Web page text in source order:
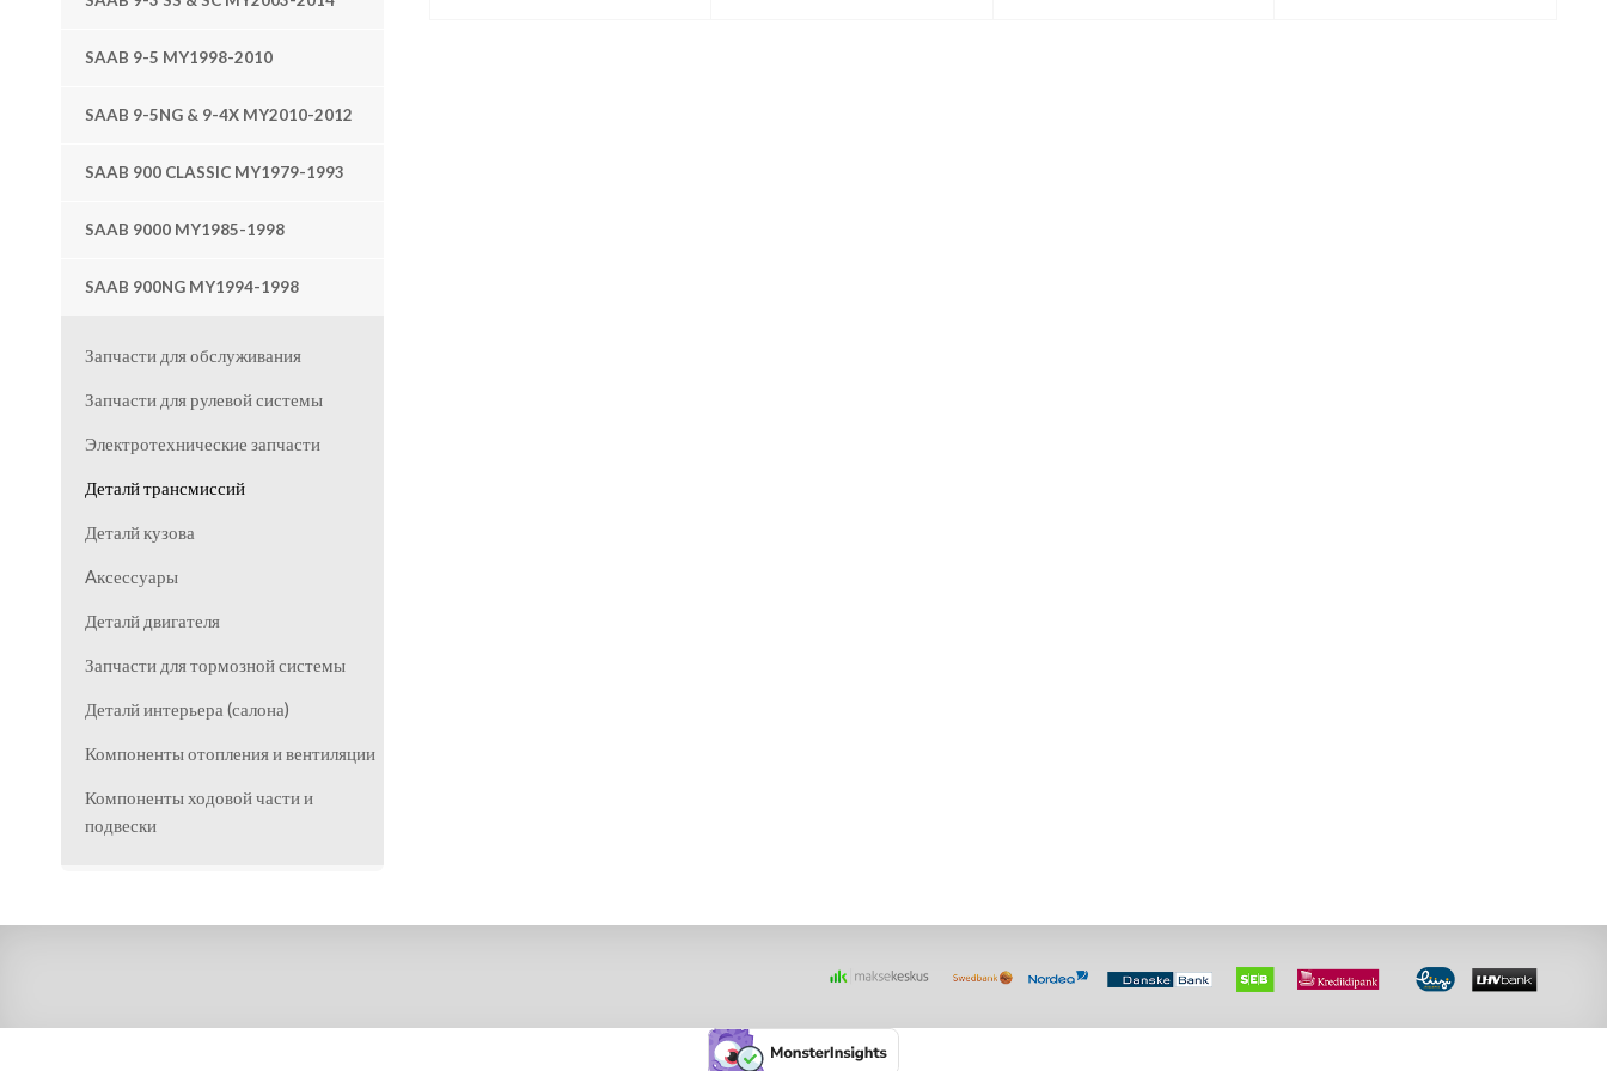
SAAB 9-5 MY1998-2010
SAAB 9-5NG & 9-4X MY2010-2012
SAAB 900 CLASSIC MY1979-1993
SAAB 9000 MY1985-1998
SAAB 900NG MY1994-1998
Запчасти для обслуживания
Запчасти для рулевой системы
Электротехнические запчасти
Деталй трансмиссий
Деталй кузова
Aксессуары
Деталй двигателя
Запчасти для тормозной системы
Деталй интерьера (салона)
Компоненты отопления и вентиляции
Компоненты ходовой части и
подвески